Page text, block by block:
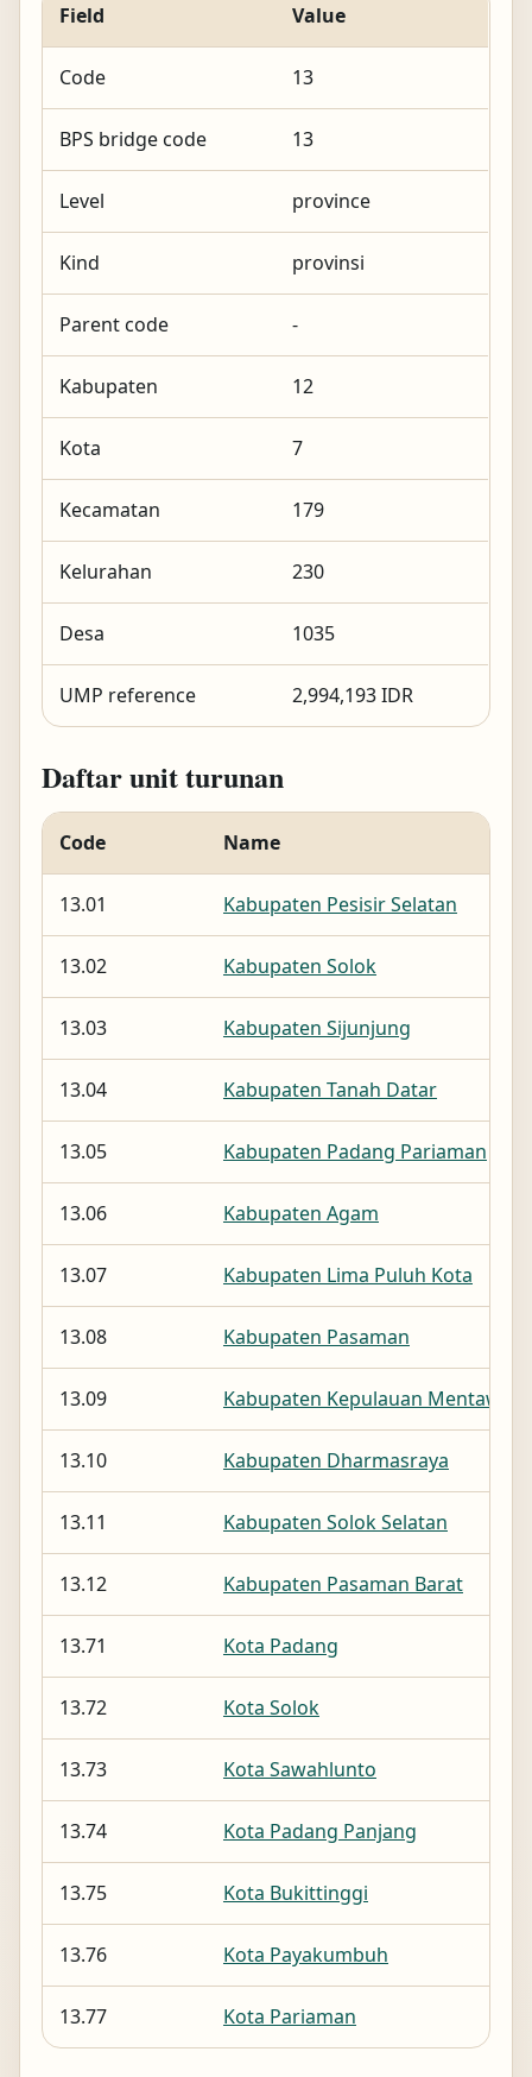
Field Value
Code 13
BPS bridge code 13
Level province
Kind provinsi
Parent code -
Kabupaten 12
Kota 7
Kecamatan 179
Kelurahan 230
Desa 1035
UMP reference 2,994,193 IDR
Daftar unit turunan
Code Name
13.01 Kabupaten Pesisir Selatan
13.02 Kabupaten Solok
13.03 Kabupaten Sijunjung
13.04 Kabupaten Tanah Datar
13.05 Kabupaten Padang Pariaman
13.06 Kabupaten Agam
13.07 Kabupaten Lima Puluh Kota
13.08 Kabupaten Pasaman
13.09 Kabupaten Kepulauan Mentawai
13.10 Kabupaten Dharmasraya
13.11 Kabupaten Solok Selatan
13.12 Kabupaten Pasaman Barat
13.71 Kota Padang
13.72 Kota Solok
13.73 Kota Sawahlunto
13.74 Kota Padang Panjang
13.75 Kota Bukittinggi
13.76 Kota Payakumbuh
13.77 Kota Pariaman